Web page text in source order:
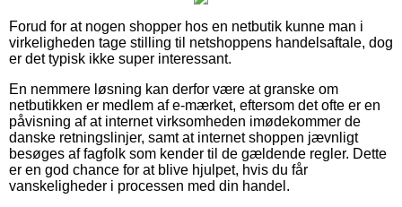
Forud for at nogen shopper hos en netbutik kunne man i
virkeligheden tage stilling til netshoppens handelsaftale, dog
er det typisk ikke super interessant.
En nemmere løsning kan derfor være at granske om
netbutikken er medlem af e-mærket, eftersom det ofte er en
påvisning af at internet virksomheden imødekommer de
danske retningslinjer, samt at internet shoppen jævnligt
besøges af fagfolk som kender til de gældende regler. Dette
er en god chance for at blive hjulpet, hvis du får
vanskeligheder i processen med din handel.